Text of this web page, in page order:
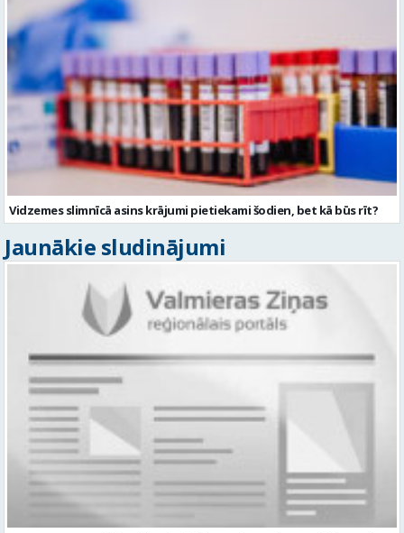
Vidzemes slimnīcā asins krājumi pietiekami šodien, bet kā būs rīt?
Jaunākie sludinājumi